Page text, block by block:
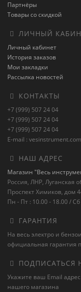
Партнёры
Товары со скидкой
ЛИЧНЫЙ
Личный кабинет
История заказов
Мои закладки
Рассылка новостей
КОНТАКТЫ
+7 (999) 507 24 04
+7 (999) 507 24 04
+7 (999) 507 24 04
E-mail :
НАШ АДРЕС
Магазин "Весь
Россия, ЛНР, Луганская
Проспект Химиков, дом
Пн - Пт : 10.00 - 18.00 / Сб
ГАРАНТИЯ
На весь электро и
официальная гарантия
ПОДПИСАТЬСЯ
Укажите ваш Email
нашего магазина